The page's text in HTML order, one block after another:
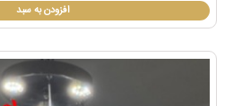
افزودن به سبد